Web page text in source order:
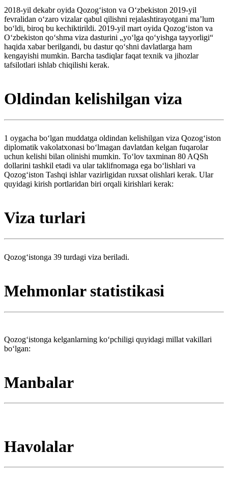
2018-yil dekabr oyida Qozogʻiston va Oʻzbekiston 2019-yil
fevralidan oʻzaro vizalar qabul qilishni rejalashtirayotgani maʼlum
boʻldi, biroq bu kechiktirildi. 2019-yil mart oyida Qozogʻiston va
Oʻzbekiston qoʻshma viza dasturini „yoʻlga qoʻyishga tayyorligi“
haqida xabar berilgandi, bu dastur qoʻshni davlatlarga ham
kengayishi mumkin. Barcha tasdiqlar faqat texnik va jihozlar
tafsilotlari ishlab chiqilishi kerak.
Oldindan kelishilgan viza
1 oygacha boʻlgan muddatga oldindan kelishilgan viza Qozogʻiston
diplomatik vakolatxonasi boʻlmagan davlatdan kelgan fuqarolar
uchun kelishi bilan olinishi mumkin. Toʻlov taxminan 80 AQSh
dollarini tashkil etadi va ular taklifnomaga ega boʻlishlari va
Qozogʻiston Tashqi ishlar vazirligidan ruxsat olishlari kerak. Ular
quyidagi kirish portlaridan biri orqali kirishlari kerak:
Viza turlari
Qozogʻistonga 39 turdagi viza beriladi.
Mehmonlar statistikasi
Qozogʻistonga kelganlarning koʻpchiligi quyidagi millat vakillari
boʻlgan:
Manbalar
Havolalar